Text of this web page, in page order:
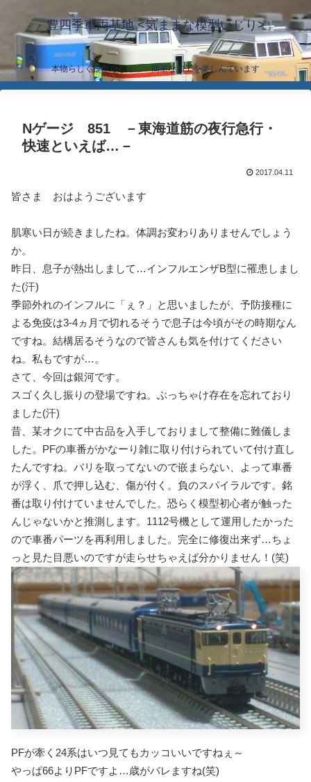
豊四季車両基地 <気ままな模型いじり>
本物らしく模型らしく… 簡単な加工を楽しんでいます
Nゲージ 851 －東海道筋の夜行急行・
快速といえば…－
2017.04.11
皆さま おはようございます
肌寒い日が続きましたね。体調お変わりありませんでしょう
か。
昨日、息子が熱出しまして…インフルエンザB型に罹患しまし
た(汗)
季節外れのインフルに「ぇ？」と思いましたが、予防接種に
よる免疫は3-4ヵ月で切れるそうで息子は今頃がその時期なん
ですね。結構居るそうなので皆さんも気を付けてください
ね。私もですが…。
さて、今回は銀河です。
スゴく久し振りの登場ですね。ぶっちゃけ存在を忘れており
ました(汗)
昔、某オクにて中古品を入手しておりまして整備に難儀しま
した。PFの車番がかなーり雑に取り付けられていて付け直し
たんですね。バリを取ってないので嵌まらない、よって車番
が浮く、爪で押し込む、傷が付く。負のスパイラルです。銘
番は取り付けていませんでした。恐らく模型初心者が触った
んじゃないかと推測します。1112号機として運用したかった
ので車番パーツを再利用しました。完全に修復出来ず…ちょ
っと見た目悪いのですが走らせちゃえば分かりません！(笑)
PFが牽く24系はいつ見てもカッコいいですねぇ～
やっぱ66よりPFですよ…歳がバレますね(笑)